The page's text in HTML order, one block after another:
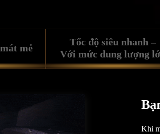
mẻ
Tốc độ siêu nhanh –
Với mức dung lượng
Khi